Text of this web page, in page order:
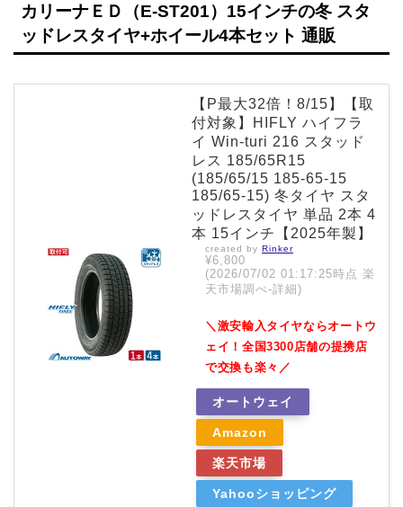
カリーナＥＤ（E-ST201）15インチの冬 スタ
ッドレスタイヤ+ホイール4本セット 通販
【P最大32倍！8/15】【取
付対象】HIFLY ハイフラ
イ Win-turi 216 スタッド
レス 185/65R15
(185/65/15 185-65-15
185/65-15) 冬タイヤ スタ
ッドレスタイヤ 単品 2本 4
本 15インチ【2025年製】
created by Rinker
¥6,800
(2026/07/02 01:17:25時点 楽
天市場調べ-詳細)
＼激安輸入タイヤならオートウ
ェイ！全国3300店舗の提携店
で交換も楽々／
オートウェイ
Amazon
楽天市場
Yahooショッピング